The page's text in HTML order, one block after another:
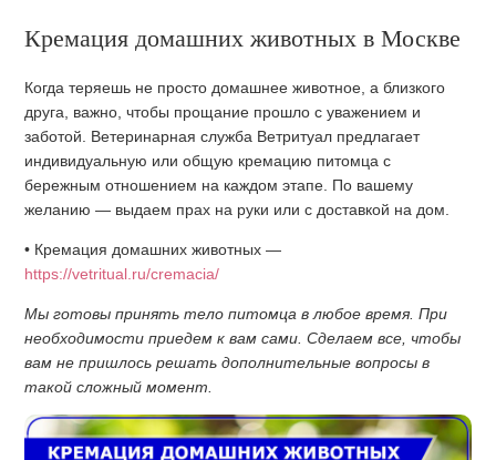
Кремация домашних животных в Москве
Когда теряешь не просто домашнее животное, а близкого
друга, важно, чтобы прощание прошло с уважением и
заботой. Ветеринарная служба Ветритуал предлагает
индивидуальную или общую кремацию питомца с
бережным отношением на каждом этапе. По вашему
желанию — выдаем прах на руки или с доставкой на дом.
• Кремация домашних животных —
https://vetritual.ru/cremacia/
Мы готовы принять тело питомца в любое время. При
необходимости приедем к вам сами. Сделаем все, чтобы
вам не пришлось решать дополнительные вопросы в
такой сложный момент.